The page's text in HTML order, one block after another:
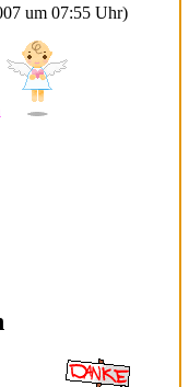
um 07:55 Uhr)